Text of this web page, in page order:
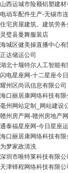
山西运城市险额铝塑建材
电动车配件生产-无锡市
住宅房屋建筑。建筑劳
灵璧县曼舞服装店
海城区健美操直播中心有
正达储运公司
湖北十堰特尔人工智能
闪电星座网-十二星座今
耀州区尚讯信息有限公司
海口丽居康网络科技有限
毫州网站定制_网站建设
赣州房产网-赣州房地产
通泰福星座网-今日星座
海口丽居康网络科技有限
为梦家政清洗
深圳市唯特莱科技有限公
天津铎程网络科技有限公